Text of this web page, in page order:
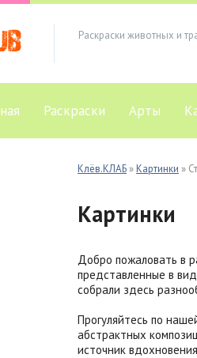
Раскраски животных и
Раскраски Арты
Клёв.КЛАБ »Картинки »
Картинки
Добро пожаловать в
представленные в
собрали здесь
Прогуляйтесь по
абстрактных
источник